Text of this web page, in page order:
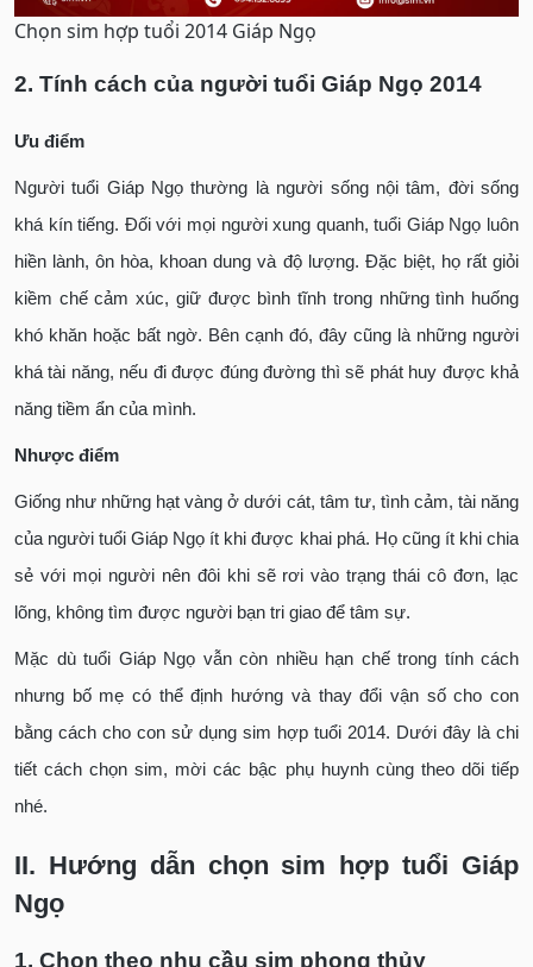
Chọn sim hợp tuổi 2014 Giáp Ngọ
2. Tính cách của người tuổi Giáp Ngọ 2014
Ưu điểm
Người tuổi Giáp Ngọ thường là người sống nội tâm, đời sống
khá kín tiếng. Đối với mọi người xung quanh, tuổi Giáp Ngọ luôn
hiền lành, ôn hòa, khoan dung và độ lượng. Đặc biệt, họ rất giỏi
kiềm chế cảm xúc, giữ được bình tĩnh trong những tình huống
khó khăn hoặc bất ngờ. Bên cạnh đó, đây cũng là những người
khá tài năng, nếu đi được đúng đường thì sẽ phát huy được khả
năng tiềm ẩn của mình.
Nhược điểm
Giống như những hạt vàng ở dưới cát, tâm tư, tình cảm, tài năng
của người tuổi Giáp Ngọ ít khi được khai phá. Họ cũng ít khi chia
sẻ với mọi người nên đôi khi sẽ rơi vào trạng thái cô đơn, lạc
lõng, không tìm được người bạn tri giao để tâm sự.
Mặc dù tuổi Giáp Ngọ vẫn còn nhiều hạn chế trong tính cách
nhưng bố mẹ có thể định hướng và thay đổi vận số cho con
bằng cách cho con sử dụng sim hợp tuổi 2014. Dưới đây là chi
tiết cách chọn sim, mời các bậc phụ huynh cùng theo dõi tiếp
nhé.
II. Hướng dẫn chọn sim hợp tuổi Giáp
Ngọ
1. Chọn theo nhu cầu sim phong thủy